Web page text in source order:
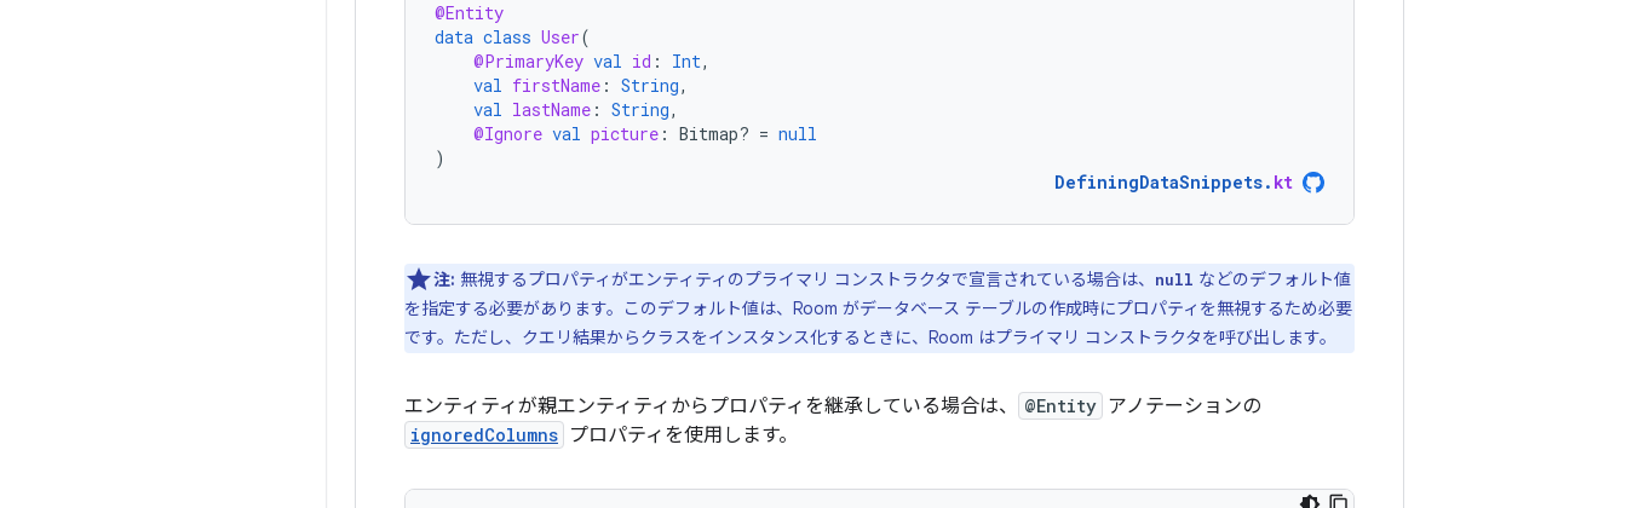
@Entity
data class User(
@PrimaryKey val id : Int,
val firstName : String,
val lastName : String,
@Ignore val picture : Bitmap? = null
)
DefiningDataSnippets. kt
注: 無視するプロパティがエンティティのプライマリ コンストラクタで宣言されている場合は、 null などのデフォルト値
を指定する必要があります。このデフォルト値は、Room がデータベース テーブルの作成時にプロパティを無視するため必要
です。ただし、クエリ結果からクラスをインスタンス化するときに、Room はプライマリ コンストラクタを呼び出します。
エンティティが親エンティティからプロパティを継承している場合は、 @Entity アノテーションの
ignoredColumns プロパティを使用します。